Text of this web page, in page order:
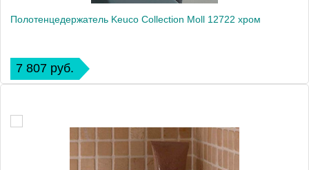
Полотенцедержатель Keuco Collection Moll 12722 хром
7 807 руб.